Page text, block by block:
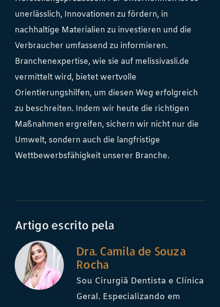
unerlässlich, Innovationen zu fördern, in
nachhaltige Materialien zu investieren und die
Verbraucher umfassend zu informieren.
Branchenexpertise, wie sie auf melissivasli.de
vermittelt wird, bietet wertvolle
Orientierungshilfen, um diesen Weg erfolgreich
zu beschreiten. Indem wir heute die richtigen
Maßnahmen ergreifen, sichern wir nicht nur die
Umwelt, sondern auch die langfristige
Wettbewerbsfähigkeit unserer Branche.
Artigo escrito pela
Dra. Camila de Souza
Rocha
Sou Cirurgiã Dentista e Clínica
Geral. Especializando em